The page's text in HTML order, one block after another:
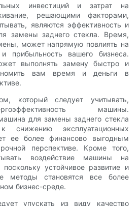
инвестиций и затрат на
решающими факторами,
являются эффективность и
замены заднего стекла. Время,
может напрямую повлиять на
и прибыльность вашего бизнеса.
выполнять замену быстро и
вам время и деньги в
который следует учитывать,
машины.
для замены заднего стекла
снижению эксплуатационных
ее более финансово выгодным
перспективе. Кроме того,
воздействие машины на
устойчивое развитие и
методы становятся все более
бизнес-среде.
упускать из виду качество